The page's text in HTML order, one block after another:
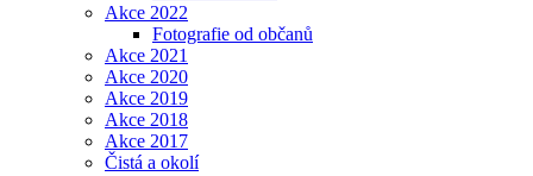
Akce 2022
Fotografie od občanů
Akce 2021
Akce 2020
Akce 2019
Akce 2018
Akce 2017
Čistá a okolí